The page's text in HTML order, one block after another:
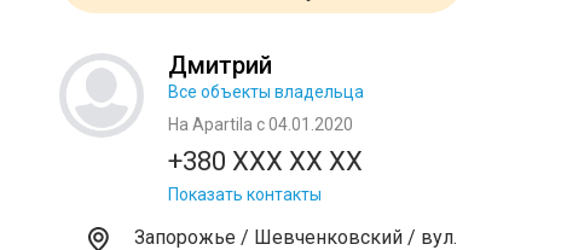
Дмитрий
Все объекты владельца
На Apartila с 04.01.2020
+380 XXX XX XX
Показать контакты
Запорожье / Шевченковский / вул.